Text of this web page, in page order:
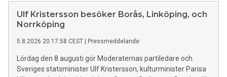
Ulf Kristersson besöker Borås, Linköping, och
Norrköping
5.8.2026 20:17:58 CEST Pressmeddelande
Lördag den 8 augusti gör Moderaternas partiledare och
Sveriges statsminister Ulf Kristersson, kulturminister Parisa